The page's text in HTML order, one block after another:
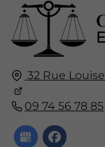
32 Rue
09 74 56 78 85